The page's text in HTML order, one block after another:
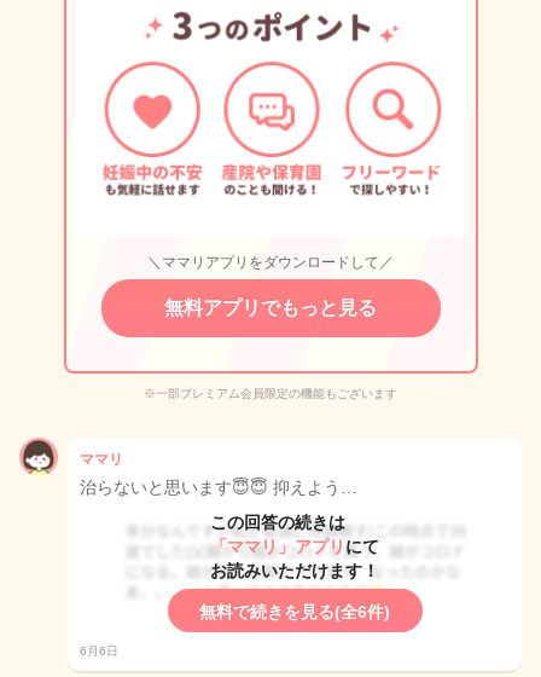
＼ママリアプリをダウンロードして／
無料アプリでもっと見る
※一部プレミアム会員限定の機能もございます
ママリ
治らないと思います😇😇 抑えよう…
この回答の続きは
「ママリ」アプリ にて
お読みいただけます！
無料で続きを見る(全6件)
6月6日